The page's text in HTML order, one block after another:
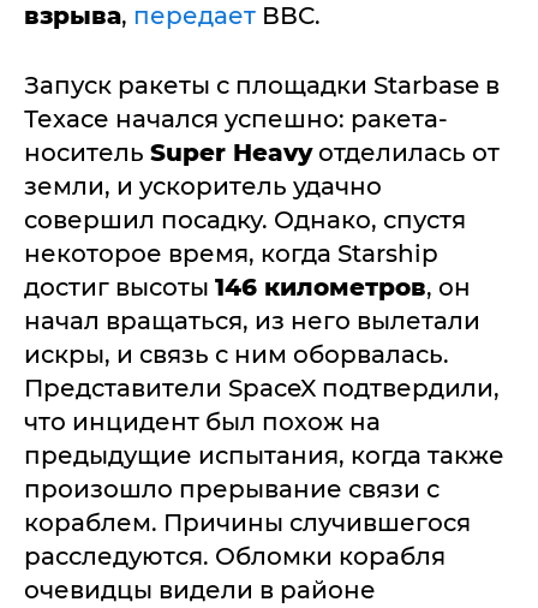
взрыва, передает ВВС.
Запуск ракеты с площадки Starbase в
Техасе начался успешно: ракета-
носитель Super Heavyотделилась от
земли, и ускоритель удачно
совершил посадку. Однако, спустя
некоторое время, когда Starship
достиг высоты 146 километров, он
начал вращаться, из него вылетали
искры, и связь с ним оборвалась.
Представители SpaceX подтвердили,
что инцидент был похож на
предыдущие испытания, когда также
произошло прерывание связи с
кораблем. Причины случившегося
расследуются. Обломки корабля
очевидцы видели в районе